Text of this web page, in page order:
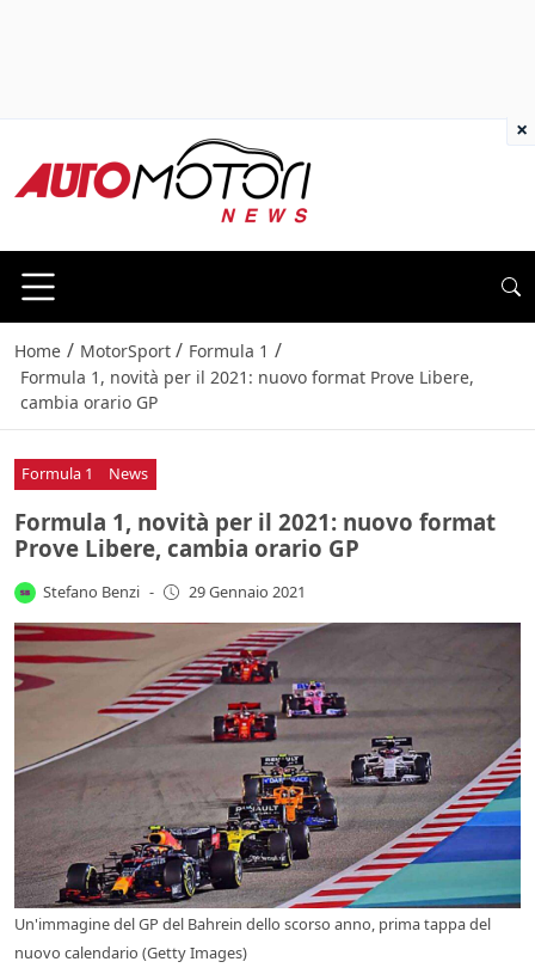
Home / MotorSport / Formula 1 /
Formula 1, novità per il 2021: nuovo format Prove Libere,
cambia orario GP
Formula 1 News
Formula 1, novità per il 2021: nuovo format
Prove Libere, cambia orario GP
Stefano Benzi - 29 Gennaio 2021
Un'immagine del GP del Bahrein dello scorso anno, prima tappa del
nuovo calendario (Getty Images)
×